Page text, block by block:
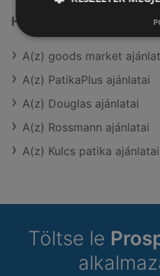
Hasonló kiskereskedők
A(z) goods market
A(z) PatikaPlus ajánlatai
A(z) Douglas ajánlatai
A(z) Rossmann ajánlatai
A(z) Kulcs patika ajánlatai
Töltse le